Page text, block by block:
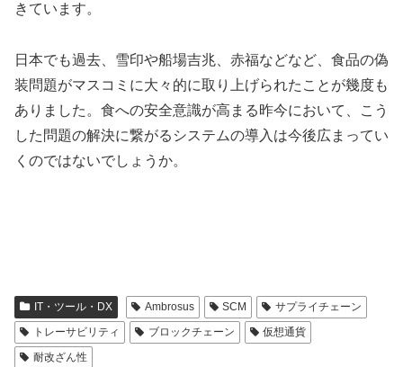
きています。
日本でも過去、雪印や船場吉兆、赤福などなど、食品の偽
装問題がマスコミに大々的に取り上げられたことが幾度も
ありました。食への安全意識が高まる昨今において、こう
した問題の解決に繋がるシステムの導入は今後広まってい
くのではないでしょうか。
IT・ツール・DX Ambrosus SCM
サプライチェーン
トレーサビリティ
ブロックチェーン
仮想通貨
耐改ざん性